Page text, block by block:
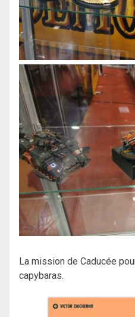
La mission de Caducée
capybaras.